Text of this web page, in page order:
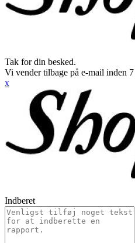
Tak for din besked.
Vi vender tilbage på e-mail inden 7
x
Indberet